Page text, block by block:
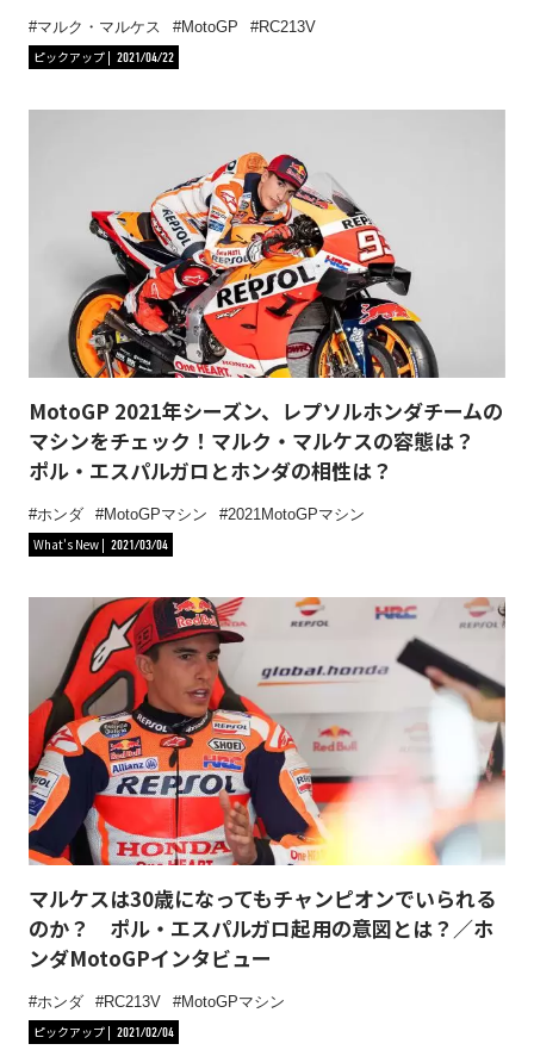
マルク・マルケス MotoGP
RC213V
ピックアップ
2021/04/22
MotoGP 2021年シーズン、レプソルホンダチームの
マシンをチェック！マルク・マルケスの容態は？
ポル・エスパルガロとホンダの相性は？
ホンダ MotoGPマシン
2021MotoGPマシン
What's New
2021/03/04
マルケスは30歳になってもチャンピオンでいられる
のか？ ポル・エスパルガロ起用の意図とは？／ホ
ンダMotoGPインタビュー
ホンダ RC213V
MotoGPマシン
ピックアップ
2021/02/04